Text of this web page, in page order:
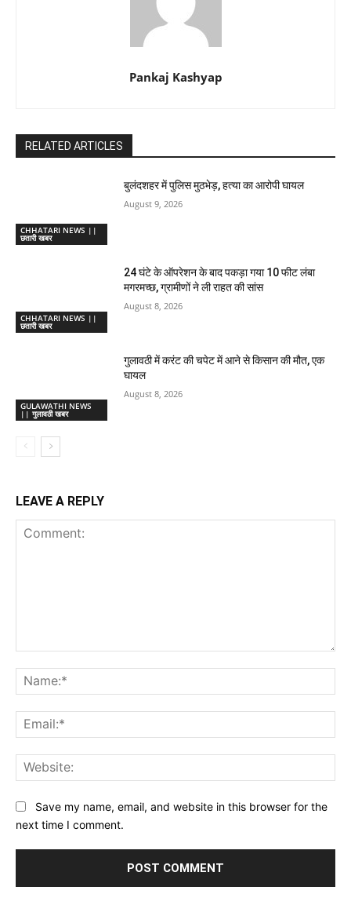
Pankaj Kashyap
RELATED ARTICLES
CHHATARI NEWS ||
छतारी खबर
बुलंदशहर में पुलिस मुठभेड़, हत्या का आरोपी घायल
August 9, 2026
CHHATARI NEWS ||
छतारी खबर
24 घंटे के ऑपरेशन के बाद पकड़ा गया 10 फीट लंबा
मगरमच्छ, ग्रामीणों ने ली राहत की सांस
August 8, 2026
GULAWATHI NEWS
|| गुलावठी खबर
गुलावठी में करंट की चपेट में आने से किसान की मौत, एक
घायल
August 8, 2026
LEAVE A REPLY
Save my name, email, and website in this browser for the
next time I comment.